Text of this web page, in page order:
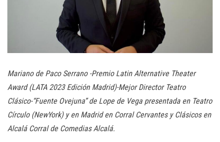
Mariano de Paco Serrano -Premio Latin Alternative Theater
Award (LATA 2023 Edición Madrid)-Mejor Director Teatro
Clásico-“Fuente Ovejuna” de Lope de Vega presentada en Teatro
Círculo (NewYork) y en Madrid en Corral Cervantes y Clásicos en
Alcalá Corral de Comedias Alcalá.